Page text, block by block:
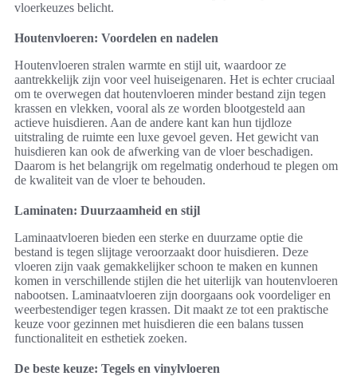
vloerkeuzes belicht.
Houtenvloeren: Voordelen en nadelen
Houtenvloeren stralen warmte en stijl uit, waardoor ze
aantrekkelijk zijn voor veel huiseigenaren. Het is echter cruciaal
om te overwegen dat houtenvloeren minder bestand zijn tegen
krassen en vlekken, vooral als ze worden blootgesteld aan
actieve huisdieren. Aan de andere kant kan hun tijdloze
uitstraling de ruimte een luxe gevoel geven. Het gewicht van
huisdieren kan ook de afwerking van de vloer beschadigen.
Daarom is het belangrijk om regelmatig onderhoud te plegen om
de kwaliteit van de vloer te behouden.
Laminaten: Duurzaamheid en stijl
Laminaatvloeren bieden een sterke en duurzame optie die
bestand is tegen slijtage veroorzaakt door huisdieren. Deze
vloeren zijn vaak gemakkelijker schoon te maken en kunnen
komen in verschillende stijlen die het uiterlijk van houtenvloeren
nabootsen. Laminaatvloeren zijn doorgaans ook voordeliger en
weerbestendiger tegen krassen. Dit maakt ze tot een praktische
keuze voor gezinnen met huisdieren die een balans tussen
functionaliteit en esthetiek zoeken.
De beste keuze: Tegels en vinylvloeren